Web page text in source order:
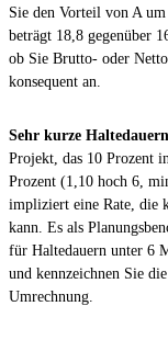
Sie den Vorteil von A
beträgt 18,8 gegenüber
ob Sie Brutto- oder
konsequent an.
Sehr kurze
Projekt, das 10 Prozent
Prozent (1,10 hoch 6,
impliziert eine Rate, die
kann. Es als
für Haltedauern unter 6
und kennzeichnen Sie
Umrechnung.